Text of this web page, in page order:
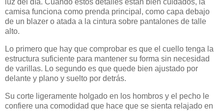
luz del día. Cuando estos detalles están bien cuidados, la
camisa funciona como prenda principal, como capa debajo
de un blazer o atada a la cintura sobre pantalones de talle
alto.
Lo primero que hay que comprobar es que el cuello tenga la
estructura suficiente para mantener su forma sin necesidad
de varillas. Lo segundo es que quede bien ajustado por
delante y plano y suelto por detrás.
Su corte ligeramente holgado en los hombros y el pecho le
confiere una comodidad que hace que se sienta relajado en